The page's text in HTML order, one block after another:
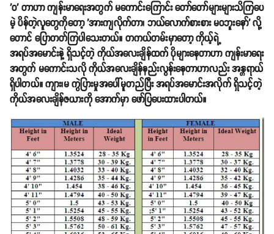
'ဝ' တာဟာ ကျန်းမာရေးအတွက် မကောင်းကြောင်း တော်တော်များများသိကြပေ
မဲ့ ပိန်တဲ့လူတွေကိုတော့ 'အားကျလိုက်တာ၊ ဘယ်လောက်စားစား မဝဘူးနော်' လို့
တောင် ပြောတတ်ကြပါသေးတယ်။ တကယ်တမ်းမှာတော့ ကိုယ့်ရဲ့
အရပ်အမောင်းနဲ့ ရှိသင့်တဲ့ ကိုယ်အလေးချိန်ထက် ပိုများနေတာဟာ ကျန်းမာရေး
အတွက် မကောင်းသလို ကိုယ်အလေးချိန်နည်းလွန်းနေတာဟာလည်း အန္တရာယ်
ရှိပါတယ်။ ကျား၊မ ကွဲပြားမှုအပေါ်မူတည်ပြီး အရပ်အမောင်းအလိုက် ရှိသင့်တဲ့
ကိုယ်အလေးချိန်ဇယားကို အောက်မှာ ဖော်ပြပေးထားပါတယ်။